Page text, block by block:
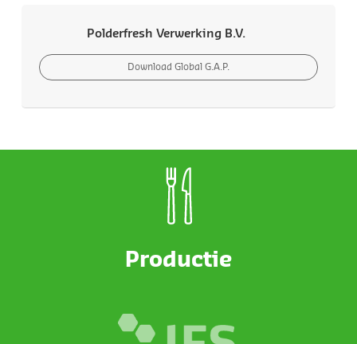
Polderfresh Verwerking B.V.
Download Global G.A.P.
Productie